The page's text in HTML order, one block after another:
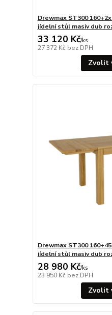
Drewmax ST300
jídelní stůl masiv dub
33 120 Kč/ks
27 372 Kč bez DPH
Zvolit
Drewmax ST300
jídelní stůl masiv dub
28 980 Kč/ks
23 950 Kč bez DPH
Zvolit